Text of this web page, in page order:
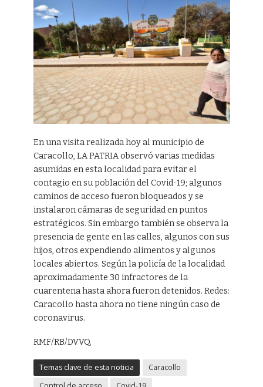
En una visita realizada hoy al municipio de
Caracollo, LA PATRIA observó varias medidas
asumidas en esta localidad para evitar el
contagio en su población del Covid-19; algunos
caminos de acceso fueron bloqueados y se
instalaron cámaras de seguridad en puntos
estratégicos. Sin embargo también se observa la
presencia de gente en las calles, algunos con sus
hijos, otros expendiendo alimentos y algunos
locales abiertos. Según la policía de la localidad
aproximadamente 30 infractores de la
cuarentena hasta ahora fueron detenidos. Redes:
Caracollo hasta ahora no tiene ningún caso de
coronavirus.
RMF/RB/DVVQ.
Temas clave de esta noticia
Caracollo